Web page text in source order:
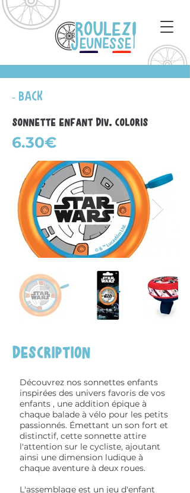
- Back
Sonnette enfant div. coloris
6.30€
Description
Découvrez nos sonnettes enfants
inspirées des univers favoris de vos
enfants , une addition épique à
chaque balade à vélo pour les petits
passionnés. Émettant un son fort et
distinctif, cette sonnette attire
l'attention sur le cycliste, ajoutant
ainsi une dimension ludique à
chaque aventure à deux roues.
L'assemblage est un jeu d'enfant